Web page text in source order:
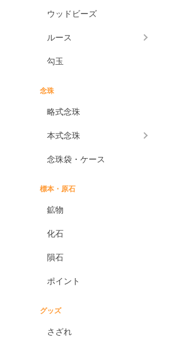
ウッドビーズ
ルース
勾玉
念珠
略式念珠
本式念珠
念珠袋・ケース
標本・原石
鉱物
化石
隕石
ポイント
グッズ
さざれ